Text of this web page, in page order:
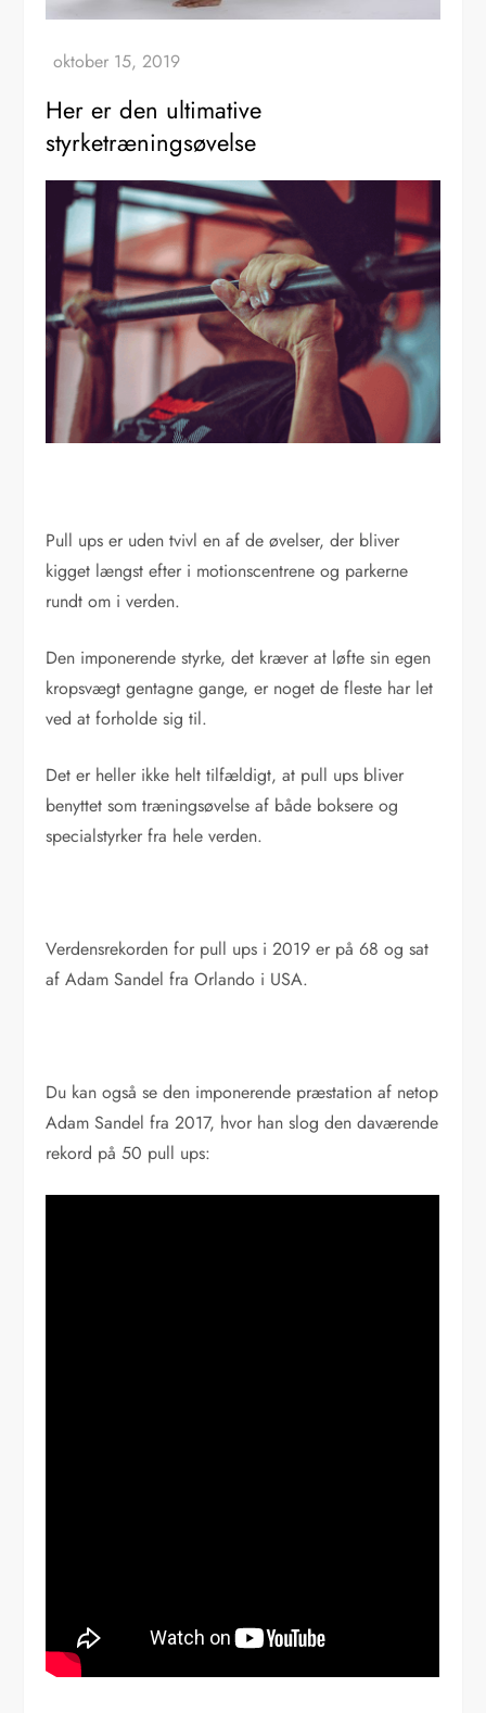
Her er den ultimative
styrketræningsøvelse
Pull ups er uden tvivl en af de øvelser, der bliver
kigget længst efter i motionscentrene og parkerne
rundt om i verden.
Den imponerende styrke, det kræver at løfte sin egen
kropsvægt gentagne gange, er noget de fleste har let
ved at forholde sig til.
Det er heller ikke helt tilfældigt, at pull ups bliver
benyttet som træningsøvelse af både boksere og
specialstyrker fra hele verden.
Verdensrekorden for pull ups i 2019 er på 68 og sat
af Adam Sandel fra Orlando i USA.
Du kan også se den imponerende præstation af netop
Adam Sandel fra 2017, hvor han slog den daværende
rekord på 50 pull ups: